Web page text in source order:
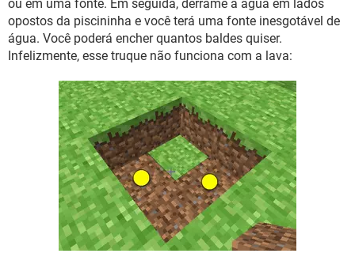
ou em uma fonte. Em seguida, derrame a água em lados
opostos da piscininha e você terá uma fonte inesgotável de
água. Você poderá encher quantos baldes quiser.
Infelizmente, esse truque não funciona com a lava: